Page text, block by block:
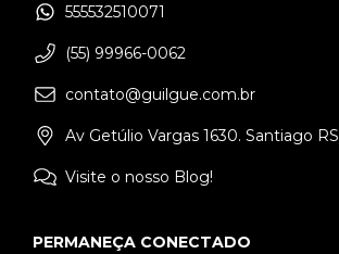
555532510071
(55) 99966-0062
contato@guilgue.com.br
Av Getúlio Vargas 1630. Santiago RS
Visite o nosso Blog!
PERMANEÇA CONECTADO